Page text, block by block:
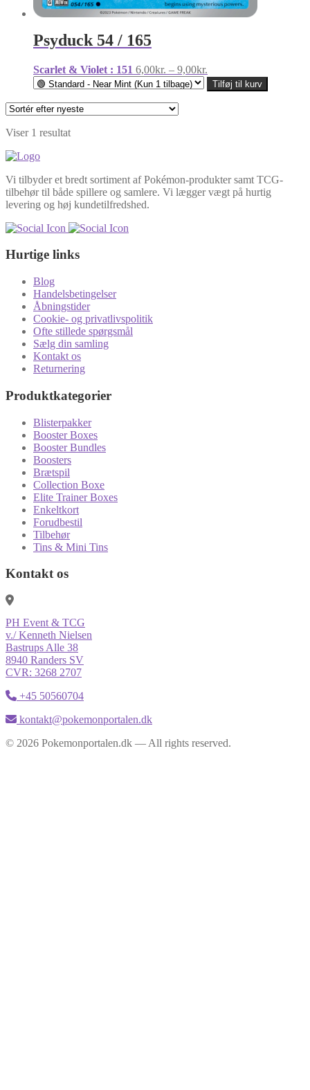
Psyduck 54 / 165
Scarlet & Violet : 151 6,00kr. – 9,00kr.
6,00kr.
til
Tilføj til kurv
Viser 1 resultat
Vi tilbyder et bredt sortiment af Pokémon-produkter samt TCG-
tilbehør til både spillere og samlere. Vi lægger vægt på hurtig
levering og høj kundetilfredshed.
Hurtige links
Blog
Handelsbetingelser
Åbningstider
Cookie- og privatlivspolitik
Ofte stillede spørgsmål
Sælg din samling
Kontakt os
Returnering
Produktkategorier
Blisterpakker
Booster Boxes
Booster Bundles
Boosters
Brætspil
Collection Boxe
Elite Trainer Boxes
Enkeltkort
Forudbestil
Tilbehør
Tins & Mini Tins
Kontakt os
PH Event & TCG
v./ Kenneth Nielsen
Bastrups Alle 38
8940 Randers SV
CVR: 3268 2707
+45 50560704
kontakt@pokemonportalen.dk
© 2026 Pokemonportalen.dk — All rights reserved.